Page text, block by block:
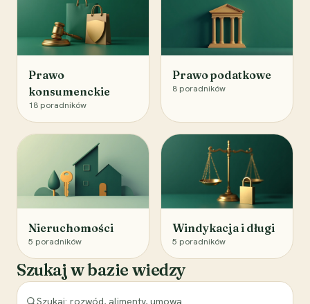
Prawo
konsumenckie
18 poradników
Prawo podatkowe
8 poradników
Nieruchomości
5 poradników
Windykacja i długi
5 poradników
Szukaj w bazie wiedzy